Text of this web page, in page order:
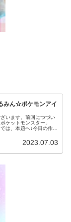
みん☆ポケモンアイ
います。前回につづい
ケットモンスター」
は、本題へ↓今日の作品
2023.07.03